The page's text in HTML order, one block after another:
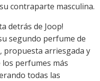
contraparte masculina.
detrás de Joop!
segundo perfume de
propuesta arriesgada y
perfumes más
todas las